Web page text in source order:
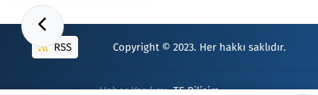
RSS Copyright © 2023. Her hakkı saklıdır.
Haber Yazılımı:TE Bilişim